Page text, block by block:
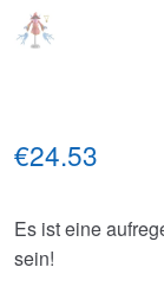
€24.53
Es ist eine
sein!